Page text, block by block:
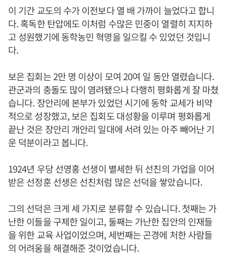
이 기간 교도의 수가 이전보다 열 배 가까이 늘었다고 합니
다. 혹독한 탄압에도 이처럼 수많은 민중이 열렬히 지지하
고 성원했기에 동학농민 혁명을 일으킬 수 있었던 것입니
다.
보은 집회는 2만 명 이상이 모여 20여 일 동안 열렸습니다.
관군과의 충돌도 많이 염려됐으나 다행히 평화롭게 잘 마쳤
습니다. 장안리에 본부가 있었던 시기에 동학 교세가 비약
적으로 성장했고, 보은 집회도 대성황을 이루며 평화롭게
끝난 것은 장안리 개안리 일대에 서려 있는 아주 빼어난 기
운 덕분이라고 봅니다.
1924년 우당 선영홍 선생이 별세한 뒤 선친의 가업을 이어
받은 선정훈 선생은 선친처럼 많은 선덕을 쌓았습니다.
그의 선덕은 크게 세 가지로 분류할 수 있습니다. 첫째는 가
난한 이들을 구제한 일이고, 둘째는 가난한 집안의 인재들
을 위한 교육 사업이었으며, 세번째는 곤경에 처한 사람들
의 어려움을 해결해준 것이었습니다.